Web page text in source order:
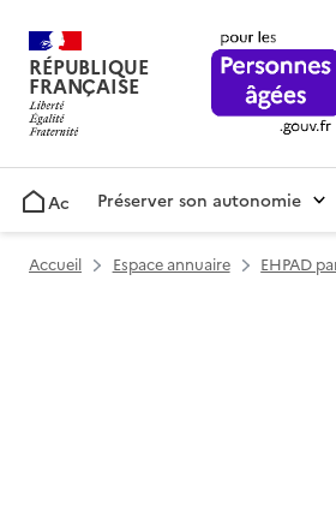
RÉPUBLIQUE
FRANÇAISE
AccueilPréserver son autonomie
Accueil Espace annuaire EHPAD